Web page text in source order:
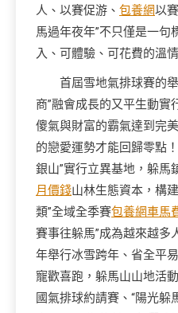
人、以賽促游、 包養網以
馬過年夜年”不只僅是一句
入、可體驗、可花費的溫
首屆雪地氣排球賽的
商”融會成長的又平生動實
傻氣與財富的霸氣達到完
的戀愛運勢才能回歸零點
銀山”實行立異基地，躲馬
月價錢山林生態資本，構
類”全域全季賽包養網車馬
賽事往躲馬”成為越來越多
年舉行冰雪跨年、省全平
寵歡喜跑，躲馬山山地活
國氣排球約請賽、“陽光躲